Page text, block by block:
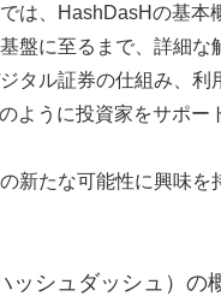
は、HashDasHの基本
盤に至るまで、詳細な
タル証券の仕組み、利
ように投資家をサポー
新たな可能性に興味を
ッシュダッシュ）の